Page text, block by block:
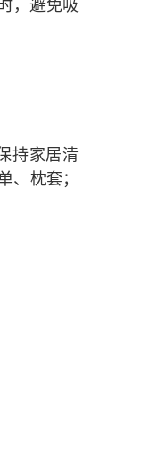
，避免吸
持家居清
枕套；